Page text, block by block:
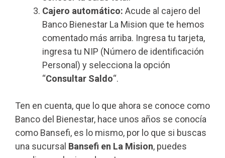
Cajero automático: Acude al cajero del
Banco Bienestar La Mision que te hemos
comentado más arriba. Ingresa tu tarjeta,
ingresa tu NIP (Número de identificación
Personal) y selecciona la opción
“Consultar Saldo“.
Ten en cuenta, que lo que ahora se conoce como
Banco del Bienestar, hace unos años se conocía
como Bansefi, es lo mismo, por lo que si buscas
una sucursal Bansefi en La Mision, puedes